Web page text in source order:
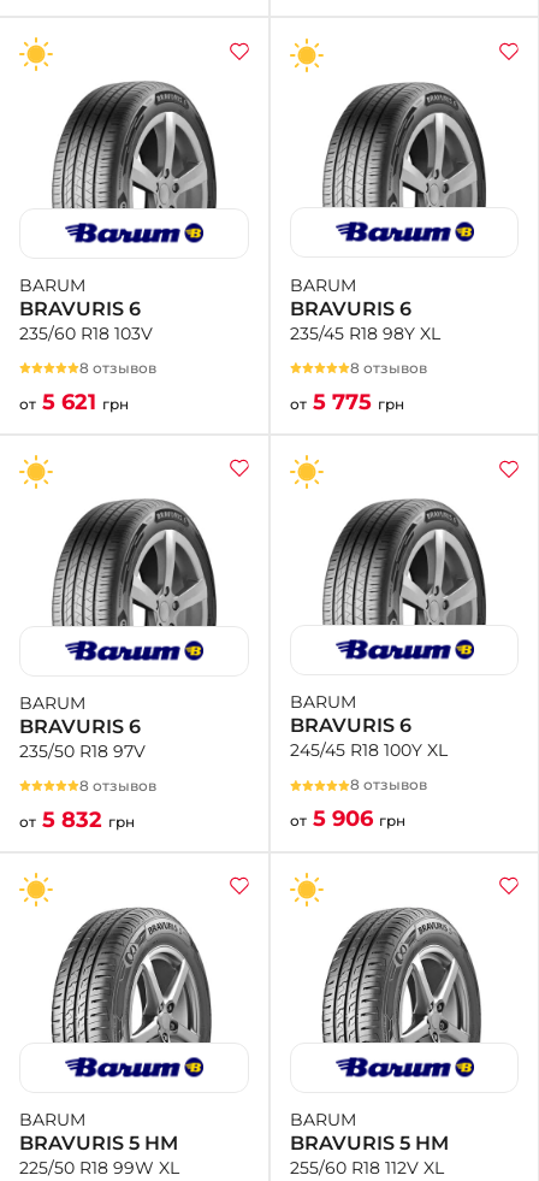
BARUM
BRAVURIS 6
235/60 R18 103V
8 отзывов
от 5 621 грн
BARUM
BRAVURIS 6
235/45 R18 98Y XL
8 отзывов
от 5 775 грн
BARUM
BRAVURIS 6
235/50 R18 97V
8 отзывов
от 5 832 грн
BARUM
BRAVURIS 6
245/45 R18 100Y XL
8 отзывов
от 5 906 грн
BARUM
BRAVURIS 5 HM
225/50 R18 99W XL
BARUM
BRAVURIS 5 HM
255/60 R18 112V XL